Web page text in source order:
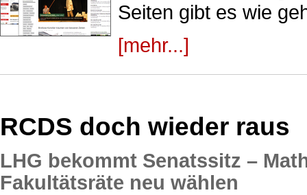
Seiten gibt es wie
[mehr...]
RCDS doch wieder raus
LHG bekommt Senatssitz –
Fakultätsräte neu wählen